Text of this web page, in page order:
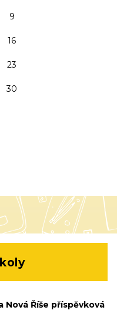
9
16
23
30
Nová Říše příspěvková